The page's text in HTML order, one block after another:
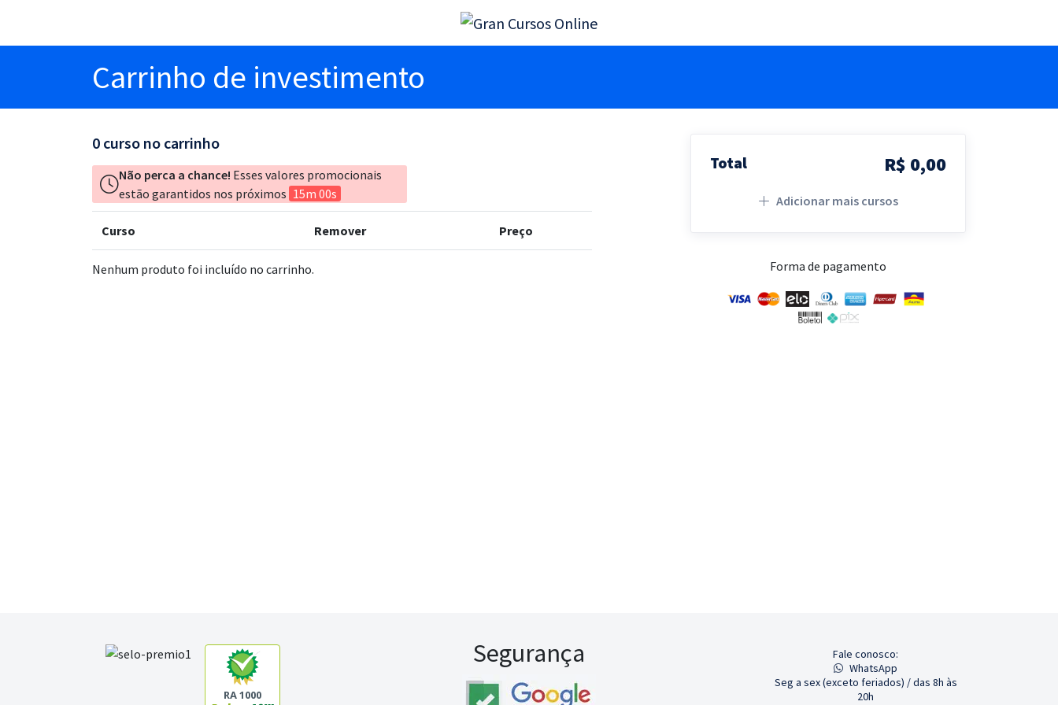
Carrinho de investimento
0 curso no carrinho
Não perca a chance! Esses valores promocionais
estão garantidos nos próximos 15m 00s
Curso Remover Preço
Nenhum produto foi incluído no carrinho.
Total R$ 0,00
Adicionar mais cursos
Forma de pagamento
RA 1000
Segurança
Fale conosco:
WhatsApp
Seg a sex (exceto feriados) / das 8h às
20h